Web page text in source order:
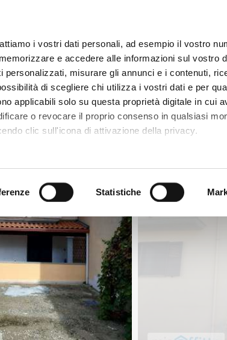
i vostri dati personali, ad esempio il vostro
e accedere alle informazioni sul vostro
personalizzati, misurare gli annunci e i contenuti,
di scegliere chi utilizza i vostri dati e per
applicabili solo su questa proprietà digitale in cui
o revocare il proprio consenso in qualsiasi
clic sull'icona di attivazione della privacy.
scansionandolo attivamente alla ricerca di
i tuoi dati personali e imposta le tue
il tuo consenso in qualsiasi momento dalla
contenuti ed annunci, per fornire funzionalità
Condividiamo inoltre informazioni sul modo in cui
di analisi dei dati web, pubblicità e social
che ha fornito loro o che hanno raccolto dal suo
Statistiche
terrazzo Codaruina